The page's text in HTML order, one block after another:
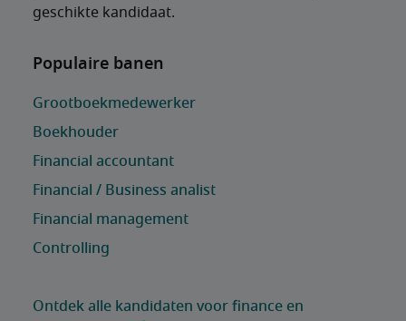
geschikte kandidaat.
Ontdek alle kandidaten voor finance en